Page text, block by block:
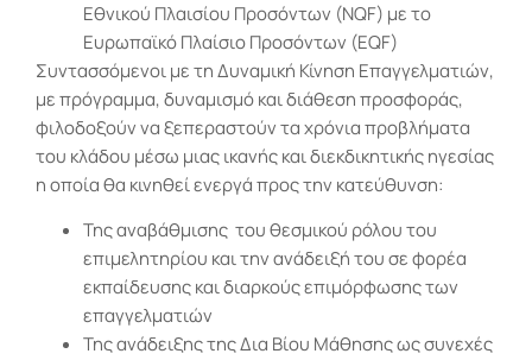
Εθνικού Πλαισίου Προσόντων (NQF) με το
Ευρωπαϊκό Πλαίσιο Προσόντων (EQF)
Συντασσόμενοι με τη Δυναμική Κίνηση Επαγγελματιών,
με πρόγραμμα, δυναμισμό και διάθεση προσφοράς,
φιλοδοξούν να ξεπεραστούν τα χρόνια προβλήματα
του κλάδου μέσω μιας ικανής και διεκδικητικής ηγεσίας
η οποία θα κινηθεί ενεργά προς την κατεύθυνση:
Της αναβάθμισης του θεσμικού ρόλου του
επιμελητηρίου και την ανάδειξή του σε φορέα
εκπαίδευσης και διαρκούς επιμόρφωσης των
επαγγελματιών
Της ανάδειξης της Δια Βίου Μάθησης ως συνεχές